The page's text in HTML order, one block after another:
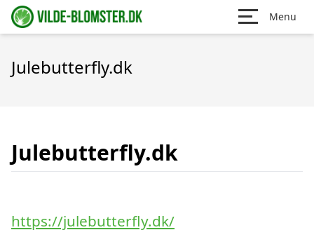
Menu
Julebutterfly.dk
Julebutterfly.dk
https://julebutterfly.dk/